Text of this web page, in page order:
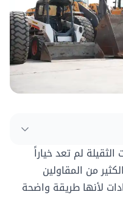
الثقيلة لم تعد خياراً
من المقاولين
لأنها طريقة واضحة